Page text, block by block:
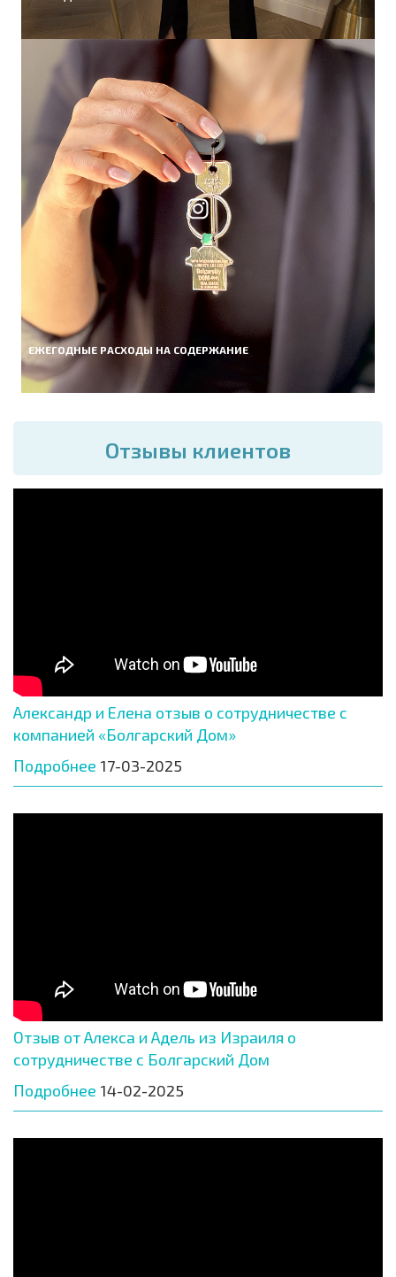
ЕЖЕГОДНЫЕ РАСХОДЫ НА СОДЕРЖАНИЕ
Отзывы клиентов
Александр и Елена отзыв о сотрудничестве с
компанией «Болгарский Дом»
Подробнее 17-03-2025
Отзыв от Алекса и Адель из Израиля о
сотрудничестве с Болгарский Дом
Подробнее 14-02-2025